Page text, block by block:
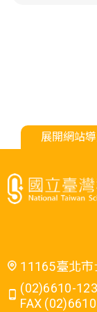
展開網站
11165臺北
(02)6610-
FAX